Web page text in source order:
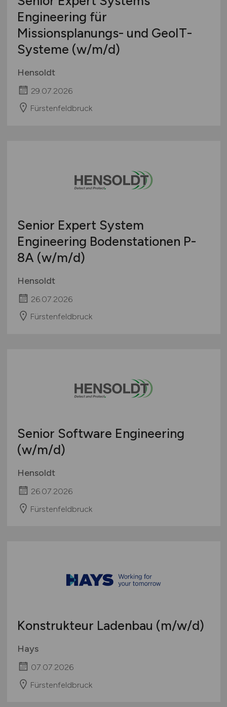
Engineering für
Missionsplanungs- und GeoIT-
Systeme (w/m/d)
Hensoldt
29.07.2026
Fürstenfeldbruck
Senior Expert System
Engineering Bodenstationen P-
8A (w/m/d)
Hensoldt
26.07.2026
Fürstenfeldbruck
Senior Software Engineering
(w/m/d)
Hensoldt
26.07.2026
Fürstenfeldbruck
Konstrukteur Ladenbau (m/w/d)
Hays
07.07.2026
Fürstenfeldbruck